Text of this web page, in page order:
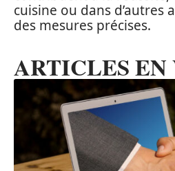
cuisine ou dans d’autres
des mesures précises.
ARTICLES